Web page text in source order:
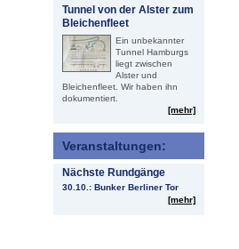
Tunnel von der Alster zum
Bleichenfleet
Ein unbekannter
Tunnel Hamburgs
liegt zwischen
Alster und
Bleichenfleet. Wir haben ihn
dokumentiert.
[mehr]
Veranstaltungen:
Nächste Rundgänge
30.10.: Bunker Berliner Tor
[mehr]